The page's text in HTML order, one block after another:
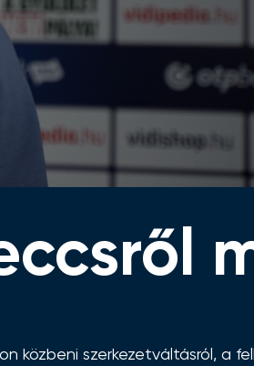
közbeni szerkezetváltásról, a